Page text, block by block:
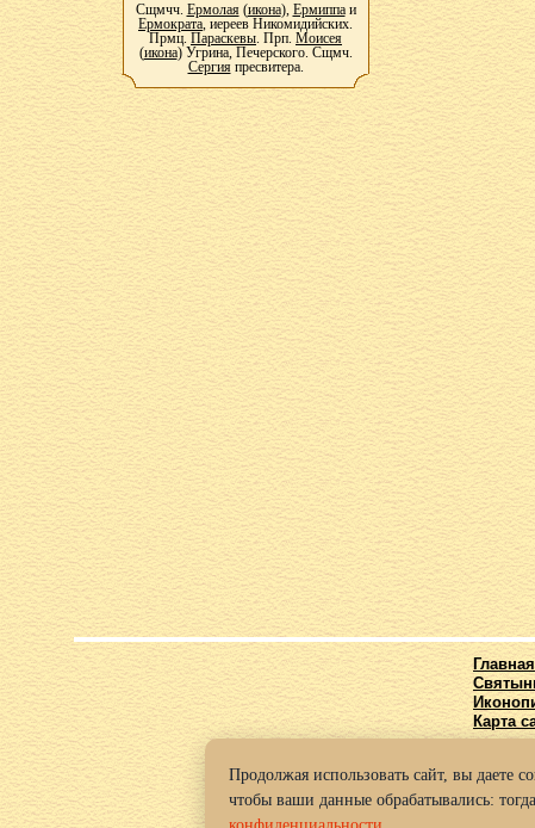
Сщмчч. Ермолая(икона), Ермиппаи
Ермократа, иереев Никомидийских.
Прмц. Параскевы. Прп. Моисея
(икона) Угрина, Печерского. Сщмч.
Сергияпресвитера.
Главная
Карта
© 2016-
Продолжая использовать сайт, вы даете
чтобы ваши данные обрабатывались: